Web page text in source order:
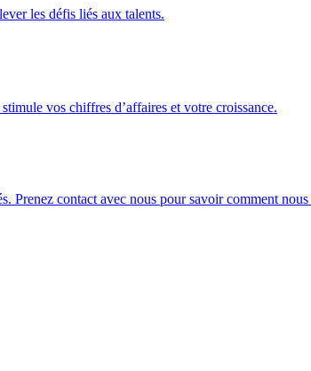
les défis liés aux talents.
vos chiffres d’affaires et votre croissance.
Prenez contact avec nous pour savoir comment